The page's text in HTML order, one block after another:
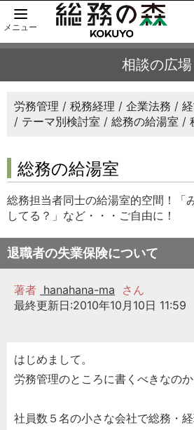
メニュー
相談の広場
労務管理 税務経理 企業法務
テーマ別検討室
総務の給湯室
総務の給湯室
総務担当者同士の給湯室的空間！「
してる？」など・・・ご自由に！
退職者の失業保険について
著者 hanahana-ma
さん
最終更新日:2010年10月10日 11:59
はじめまして。
労務管理のところに書くべきなの
社員数５名の小さな会社で総務・